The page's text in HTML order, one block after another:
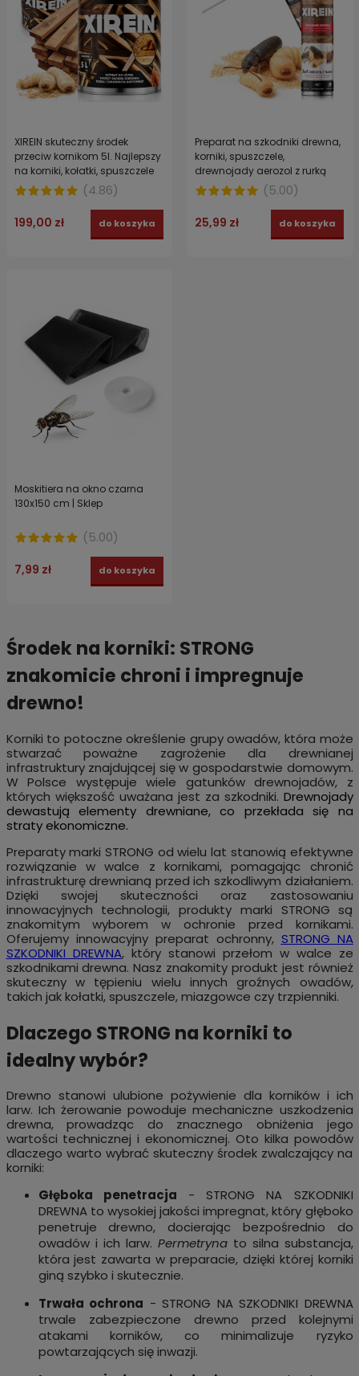
XIREIN skuteczny środek
przeciw kornikom 5l. Najlepszy
na korniki, kołatki, spuszczele
(4.86)
199,00 zł do koszyka
Preparat na szkodniki drewna,
korniki, spuszczele,
drewnojady aerozol z rurką
STRONG XIREIN 300 ml
(5.00)
25,99 zł do koszyka
Moskitiera na okno czarna
130x150 cm | Sklep
(5.00)
7,99 zł do koszyka
Środek na korniki: STRONG
znakomicie chroni i impregnuje
drewno!
Korniki to potoczne określenie grupy owadów, która może
stwarzać poważne zagrożenie dla drewnianej
infrastruktury znajdującej się w gospodarstwie domowym.
W Polsce występuje wiele gatunków drewnojadów, z
których większość uważana jest za szkodniki. Drewnojady
dewastują elementy drewniane, co przekłada się na
straty ekonomiczne.
Preparaty marki STRONG od wielu lat stanowią efektywne
rozwiązanie w walce z kornikami, pomagając chronić
infrastrukturę drewnianą przed ich szkodliwym działaniem.
Dzięki swojej skuteczności oraz zastosowaniu
innowacyjnych technologii, produkty marki STRONG są
znakomitym wyborem w ochronie przed kornikami.
Oferujemy innowacyjny preparat ochronny, STRONG NA
SZKODNIKI DREWNA, który stanowi przełom w walce ze
szkodnikami drewna. Nasz znakomity produkt jest również
skuteczny w tępieniu wielu innych groźnych owadów,
takich jak kołatki, spuszczele, miazgowce czy trzpienniki.
Dlaczego STRONG na korniki to
idealny wybór?
Drewno stanowi ulubione pożywienie dla korników i ich
larw. Ich żerowanie powoduje mechaniczne uszkodzenia
drewna, prowadząc do znacznego obniżenia jego
wartości technicznej i ekonomicznej. Oto kilka powodów
dlaczego warto wybrać skuteczny środek zwalczający na
korniki:
Głęboka penetracja - STRONG NA SZKODNIKI
DREWNA to wysokiej jakości impregnat, który głęboko
penetruje drewno, docierając bezpośrednio do
owadów i ich larw. Permetryna to silna substancja,
która jest zawarta w preparacie, dzięki której korniki
giną szybko i skutecznie.
Trwała ochrona - STRONG NA SZKODNIKI DREWNA
trwale zabezpieczone drewno przed kolejnymi
atakami korników, co minimalizuje ryzyko
powtarzających się inwazji.